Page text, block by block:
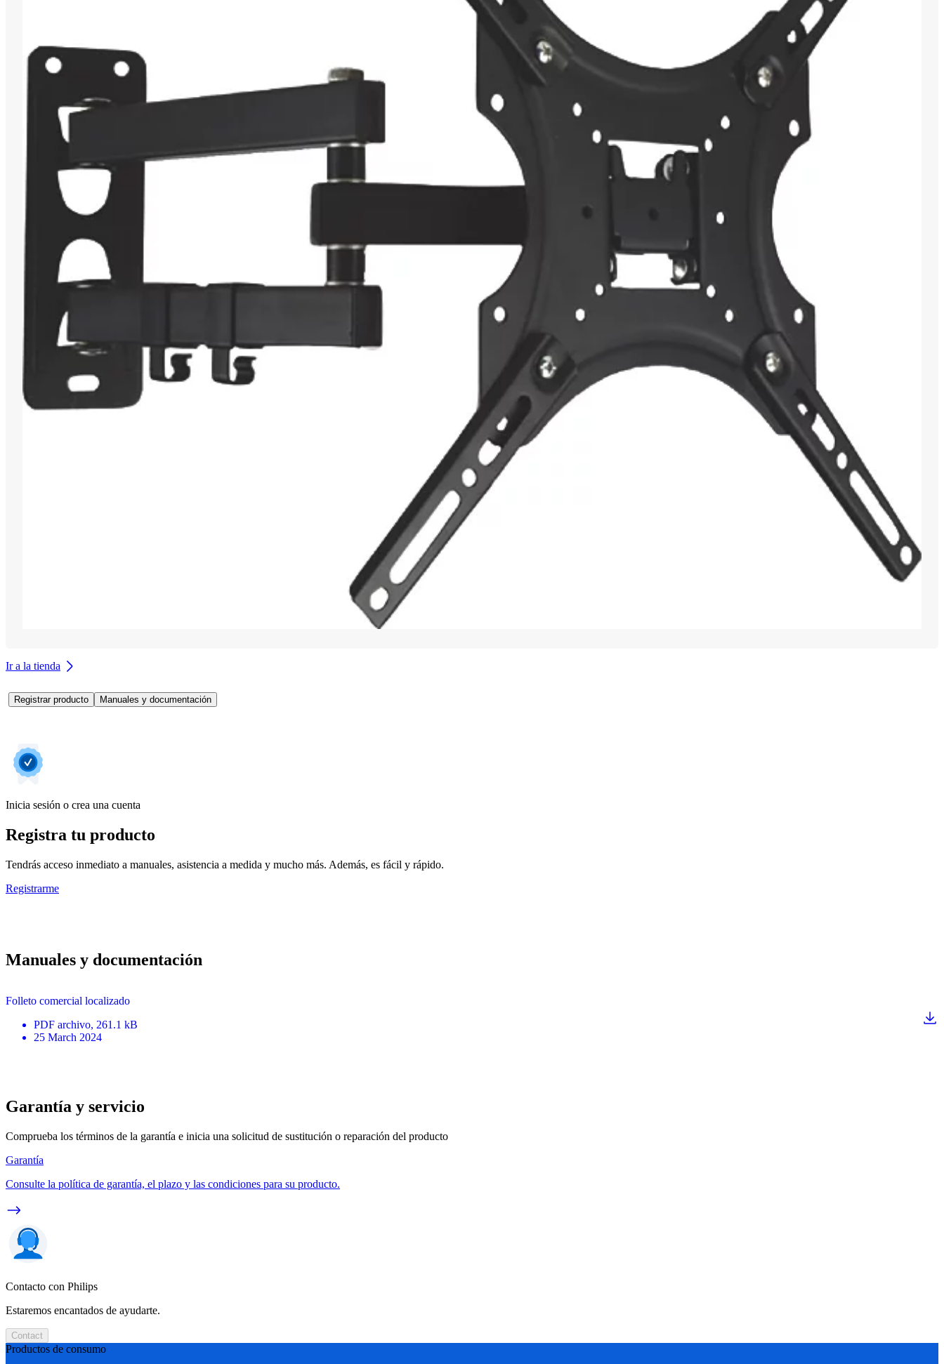
Ir a la tienda
Registrar producto Manuales y documentación
Inicia sesión o crea una cuenta
Registra tu producto
Tendrás acceso inmediato a manuales, asistencia a medida y mucho más. Además, es fácil y rápido.
Registrarme
Manuales y documentación
Folleto comercial localizado
PDF archivo, 261.1 kB
25 March 2024
Garantía y servicio
Comprueba los términos de la garantía e inicia una solicitud de sustitución o reparación del producto
Garantía
Consulte la política de garantía, el plazo y las condiciones para su producto.
Contacto con Philips
Estaremos encantados de ayudarte.
Contact
Productos de consumo